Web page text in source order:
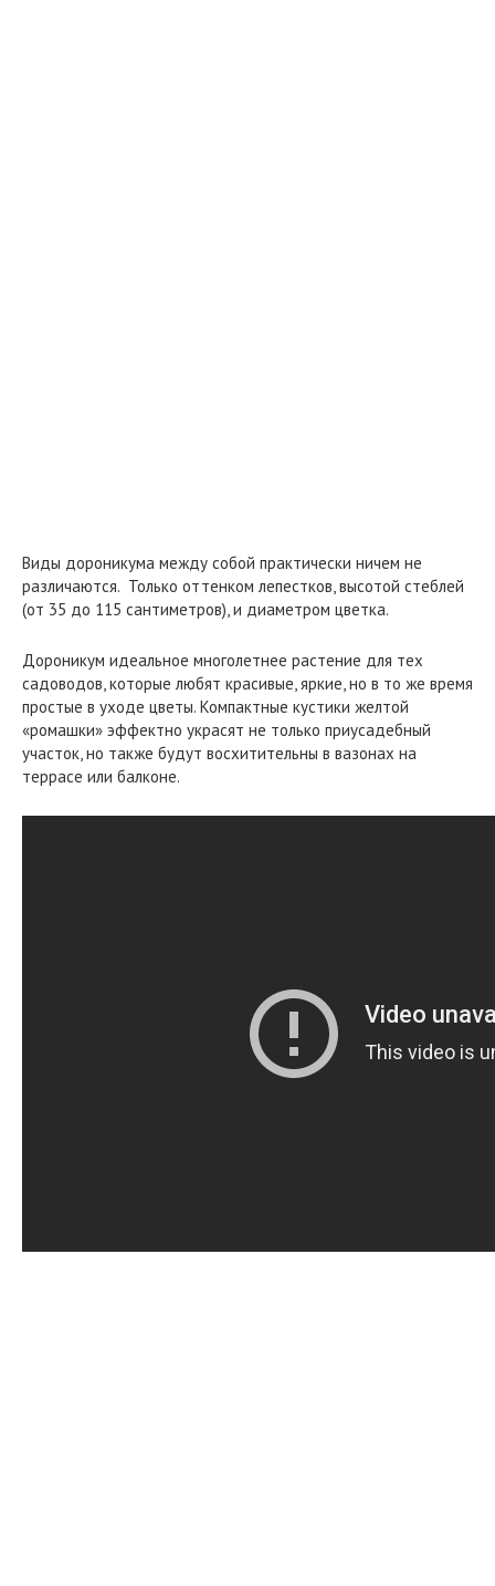
Виды дороникума между собой практически ничем не
различаются. Только оттенком лепестков, высотой стеблей
(от 35 до 115 сантиметров), и диаметром цветка.
Дороникум идеальное многолетнее растение для тех
садоводов, которые любят красивые, яркие, но в то же время
простые в уходе цветы. Компактные кустики желтой
«ромашки» эффектно украсят не только приусадебный
участок, но также будут восхитительны в вазонах на
террасе или балконе.